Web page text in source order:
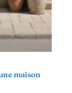
maison